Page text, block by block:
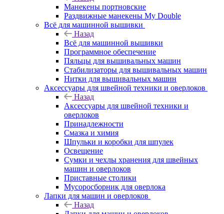
Манекены портновские
Раздвижные манекены My Double
Всё для машинной вышивки
Назад
Всё для машинной вышивки
Программное обеспечение
Пяльцы для вышивальных машин
Стабилизаторы для вышивальных машин
Нитки для вышивальных машин
Аксессуары для швейной техники и оверлоков
Назад
Аксессуары для швейной техники и
оверлоков
Принадлежности
Смазка и химия
Шпульки и коробки для шпулек
Освещение
Сумки и чехлы хранения для швейных
машин и оверлоков
Приставные столики
Мусоросборник для оверлока
Лапки для машин и оверлоков
Назад